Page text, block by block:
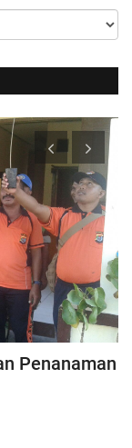
Penanaman